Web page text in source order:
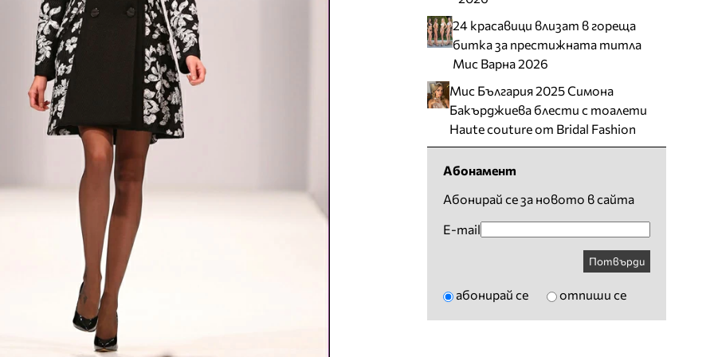
24 красавици влизат в гореща
битка за престижната титла
Мис Варна 2026
Мис България 2025 Симона
Бакърджиева блести с тоалети
Haute couture от Bridal Fashion
Абонамент
Абонирай се за новото в сайта
E-mail
Потвърди
абонирай се отпиши се